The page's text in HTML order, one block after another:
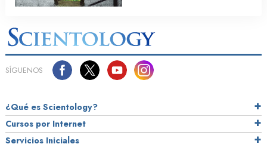
SÍGUENOS
¿Qué es Scientology?
Cursos por Internet
Servicios Iniciales